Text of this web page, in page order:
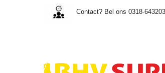
Contact? Bel ons 0318-643203